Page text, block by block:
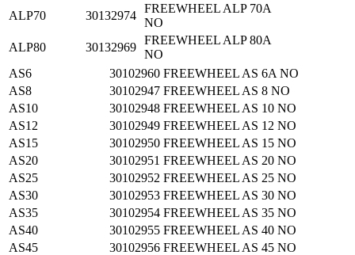
ALP70
30132974
FREEWHEEL ALP 70A
NO
ALP80
30132969
FREEWHEEL ALP 80A
NO
AS6
30102960 FREEWHEEL AS 6A NO
AS8
30102947 FREEWHEEL AS 8 NO
AS10
30102948 FREEWHEEL AS 10 NO
AS12
30102949 FREEWHEEL AS 12 NO
AS15
30102950 FREEWHEEL AS 15 NO
AS20
30102951 FREEWHEEL AS 20 NO
AS25
30102952 FREEWHEEL AS 25 NO
AS30
30102953 FREEWHEEL AS 30 NO
AS35
30102954 FREEWHEEL AS 35 NO
AS40
30102955 FREEWHEEL AS 40 NO
AS45
30102956 FREEWHEEL AS 45 NO